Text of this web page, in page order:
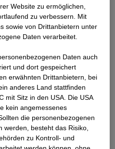
Subunternehmen gültige
zehn Prinzipien des
Nationen und damit die
den Bereichen
«Umwelt»,
als Anspruch an unsere
verankert sind. Der
2020 den bisher gültigen
für
Geschäftspartner». Alle
nach Durchführung eines
wir Risiken, die die
Website zu ermöglichen,
zu verbessern. Mit
sowie von Drittanbietern unter
Daten verarbeitet.
Daten auch
und dort gespeichert
erwähnten Drittanbietern, bei
anderes Land stattfinden
mit Sitz in den USA. Die USA
kein angemessenes
die personenbezogenen
werden, besteht das Risiko,
zu Kontroll- und